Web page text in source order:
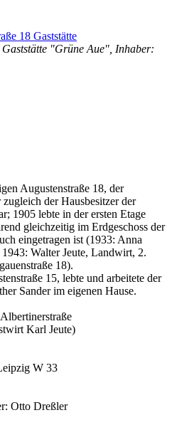
"Grüne Aue", Inhaber:
Augustenstraße 18, der
der Hausbesitzer der
1905 lebte in der ersten Etage
gleichzeitig im Erdgeschoss der
eingetragen ist (1933: Anna
Walter Jeute, Landwirt, 2.
18).
15, lebte und arbeitete der
Sander im eigenen Hause.
Karl Jeute)
W 33
Otto Dreßler